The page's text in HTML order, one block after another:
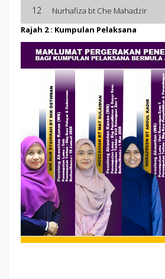
12 Nurhafiza bt Che Mahadzir
Rajah 2 : Kumpulan Pelaksana